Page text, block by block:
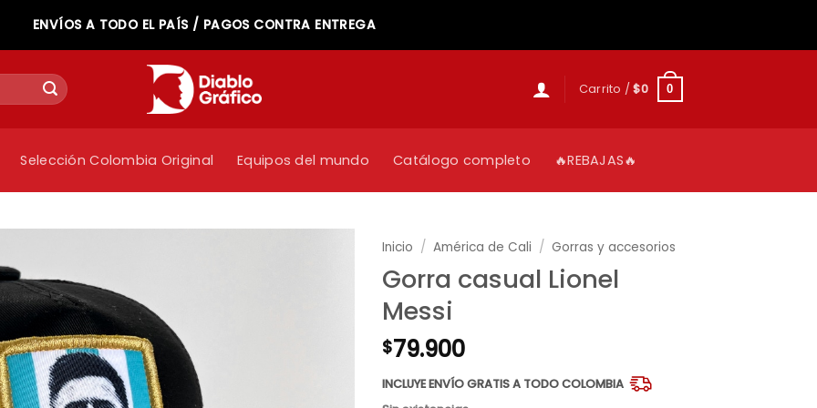
ENVÍOS A TODO EL PAÍS / PAGOS CONTRA ENTREGA
Carrito /$0 0
Selección Colombia Original Equipos del mundo Catálogo completo 🔥REBAJAS🔥
Inicio / América de Cali / Gorras y accesorios
Gorra casual Lionel
Messi
$79.900
INCLUYE ENVÍO GRATIS A TODO COLOMBIA